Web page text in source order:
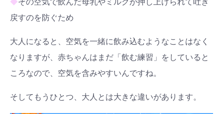
◆その空気で飲んだ母乳やミルクが押し上げられて吐き
戻すのを防ぐため
大人になると、空気を一緒に飲み込むようなことはなく
なりますが、赤ちゃんはまだ「飲む練習」をしていると
ころなので、空気を含みやすいんですね。
そしてもうひとつ、大人とは大きな違いがあります。